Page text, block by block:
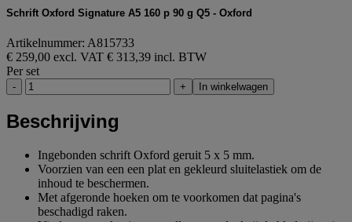
Schrift Oxford Signature A5 160 p 90 g Q5 - Oxford
Artikelnummer: A815733
€ 259,00 excl. VAT € 313,39 incl. BTW
Per set
- + In winkelwagen
Beschrijving
Ingebonden schrift Oxford geruit 5 x 5 mm.
Voorzien van een een plat en gekleurd sluitelastiek om de
inhoud te beschermen.
Met afgeronde hoeken om te voorkomen dat pagina's
beschadigd raken.